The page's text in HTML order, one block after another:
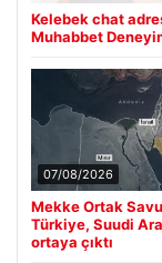
Kelebek chat
Muhabbet
07/08/2026
Mekke Ortak
Türkiye, Suudi
ortaya çıktı